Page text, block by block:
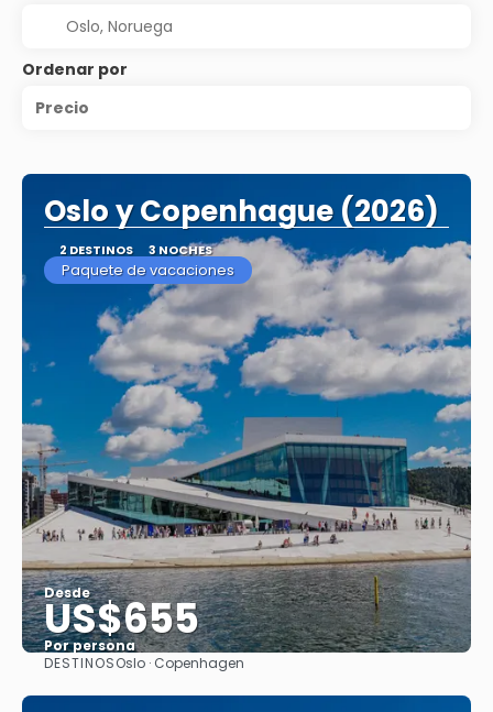
Ordenar por
Precio
Oslo y Copenhague (2026)
2 DESTINOS 3 NOCHES
Paquete de vacaciones
Desde
US$655
Por persona
Ver
DESTINOSOslo · Copenhagen